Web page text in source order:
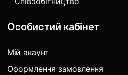
Особистий кабінет
Мій акаунт
Оформлення замовлення